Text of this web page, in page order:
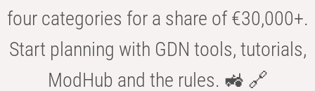
four categories for a share of €30,000+.
Start planning with GDN tools, tutorials,
ModHub and the rules. 🚜 🔗